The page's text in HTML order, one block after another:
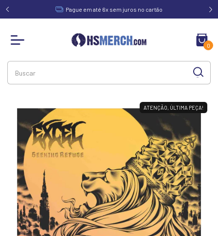
de Pague em até 6x sem juros no cartão
0
ATENÇÃO, ÚLTIMA PEÇA!